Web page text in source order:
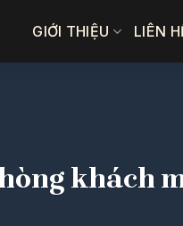
GIỚI THIỆU LIÊN
khách